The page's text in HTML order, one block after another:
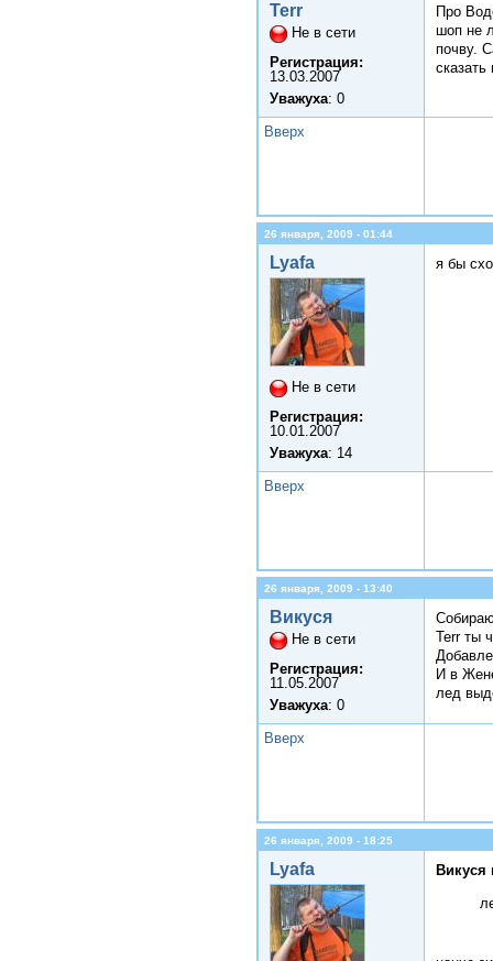
Terr
Не в сети
Регистрация:
13.03.2007
Уважуха: 0
Про
шоп не
почву.
сказать
Вверх
26 января, 2009 - 01:44
Lyafa
Не в сети
Регистрация:
10.01.2007
Уважуха: 14
я бы
Вверх
26 января, 2009 - 13:40
Викуся
Не в сети
Регистрация:
11.05.2007
Уважуха: 0
Terr ты
И в
лед
Вверх
26 января, 2009 - 18:25
Lyafa Викуся